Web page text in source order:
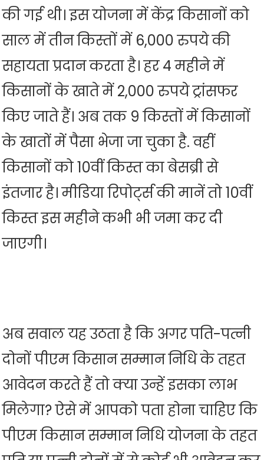
की गई थी। इस योजना में केंद्र किसानों को
साल में तीन किस्तों में 6,000 रुपये की
सहायता प्रदान करता है। हर 4 महीने में
किसानों के खाते में 2,000 रुपये ट्रांसफर
किए जाते हैं। अब तक 9 किस्तों में किसानों
के खातों में पैसा भेजा जा चुका है. वहीं
किसानों को 10वीं किस्त का बेसब्री से
इंतजार है। मीडिया रिपोर्ट्स की मानें तो 10वीं
किस्त इस महीने कभी भी जमा कर दी
जाएगी।
अब सवाल यह उठता है कि अगर पति-पत्नी
दोनों पीएम किसान सम्मान निधि के तहत
आवेदन करते हैं तो क्या उन्हें इसका लाभ
मिलेगा? ऐसे में आपको पता होना चाहिए कि
पीएम किसान सम्मान निधि योजना के तहत